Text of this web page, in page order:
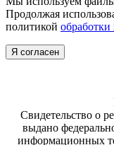
Продолжая
политикой
Я согласен
Свидетельство о
выдано
информационных